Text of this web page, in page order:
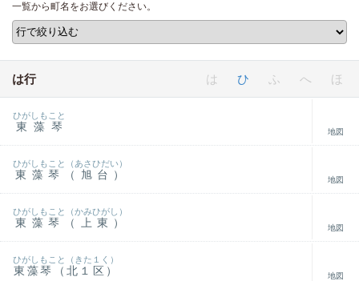
一覧から町名をお選びください。
は行 は ひ ふ へ ほ
東藻琴
ひがしもこと
地図
東藻琴（旭台）
ひがしもこと（あさひだい）
地図
東藻琴（上東）
ひがしもこと（かみひがし）
地図
東藻琴（北１区）
ひがしもこと（きた１く）
地図